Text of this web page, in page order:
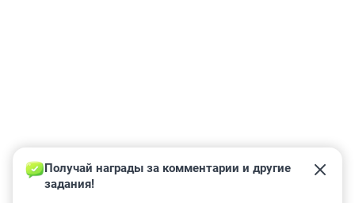
Получай награды за комментарии и другие
задания!